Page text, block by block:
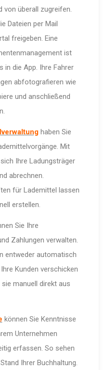
von überall zugreifen.
Dateien per Mail
freigeben. Eine
ist
in die App. Ihre Fahrer
abfotografieren wie
und anschließend
haben Sie
Mit
Ihre Ladungsträger
abrechnen.
für Lademittel lassen
erstellen.
Sie Ihre
Zahlungen verwalten.
entweder automatisch
Kunden verschicken
manuell direkt aus
können Sie Kenntnisse
Unternehmen
erfassen. So sehen
Ihrer Buchhaltung.